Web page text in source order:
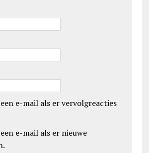
e-mail als er vervolgreacties
e-mail als er nieuwe